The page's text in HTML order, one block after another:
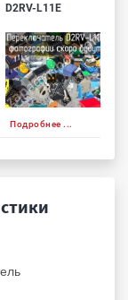
D2RV-L11E
Подробнее ...